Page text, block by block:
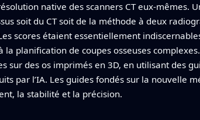
native des scanners CT eux-mêmes.
soit du CT soit de la méthode à deux
scores étaient essentiellement
planification de coupes osseuses
des os imprimés en 3D, en utilisant des
par l’IA. Les guides fondés sur la nouvelle
la stabilité et la précision.